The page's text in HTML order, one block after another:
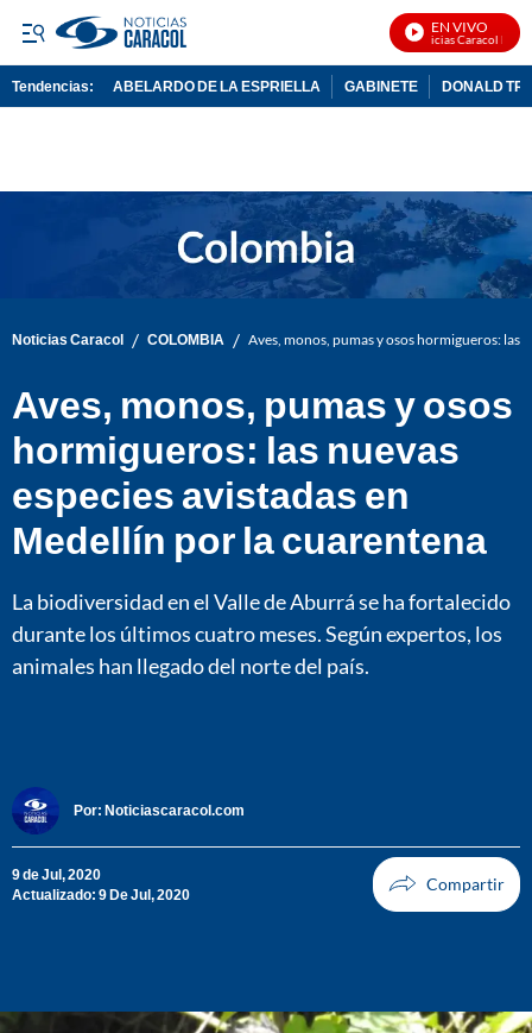
EN VIVO
Noticias Caracol En
Tendencias: ABELARDO DE LA ESPRIELLA GABINETE DONALD
Noticias Caracol / COLOMBIA / Aves, monos, pumas y osos hormigueros: las
Aves, monos, pumas y osos
hormigueros: las nuevas
especies avistadas en
Medellín por la cuarentena
La biodiversidad en el Valle de Aburrá se ha fortalecido
durante los últimos cuatro meses. Según expertos, los
animales han llegado del norte del país.
Por: Noticiascaracol.com
9 de Jul, 2020
Actualizado: 9 De Jul, 2020